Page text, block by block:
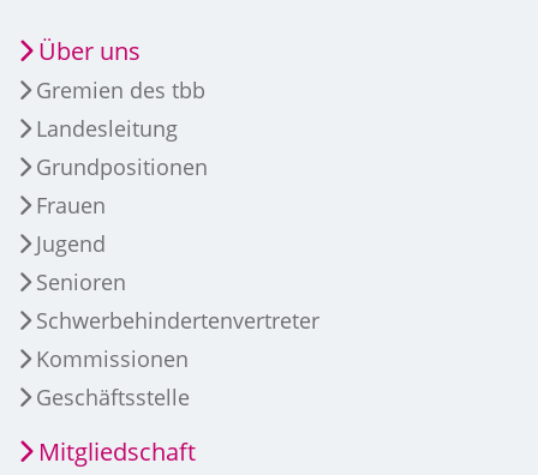
Über uns
Gremien des tbb
Landesleitung
Grundpositionen
Frauen
Jugend
Senioren
Schwerbehindertenvertreter
Kommissionen
Geschäftsstelle
Mitgliedschaft